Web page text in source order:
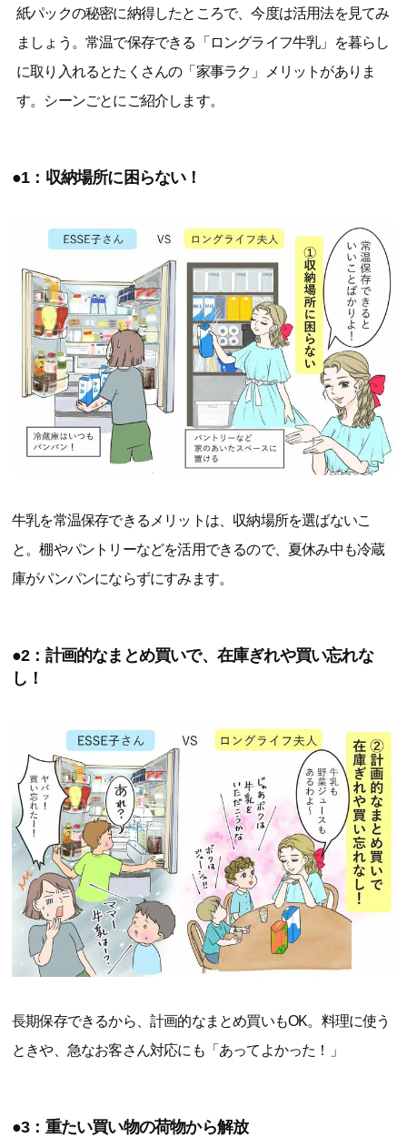
紙パックの秘密に納得したところで、今度は活用法を見てみ
ましょう。常温で保存できる「ロングライフ牛乳」を暮らし
に取り入れるとたくさんの「家事ラク」メリットがありま
す。シーンごとにご紹介します。
●1：収納場所に困らない！
牛乳を常温保存できるメリットは、収納場所を選ばないこ
と。棚やパントリーなどを活用できるので、夏休み中も冷蔵
庫がパンパンにならずにすみます。
●2：計画的なまとめ買いで、在庫ぎれや買い忘れな
し！
長期保存できるから、計画的なまとめ買いもOK。料理に使う
ときや、急なお客さん対応にも「あってよかった！」
●3：重たい買い物の荷物から解放